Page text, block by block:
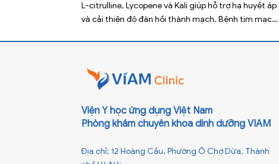
L-citrulline, Lycopene và Kali giúp hỗ trợ hạ huyết áp
và cải thiện độ đàn hồi thành mạch. Bệnh tim mạch
Viện Y học ứng dụng Việt Nam
Phòng khám chuyên khoa dinh dưỡng VIAM
Địa chỉ: 12 Hoàng Cầu, Phường Ô Chợ Dừa, Thành